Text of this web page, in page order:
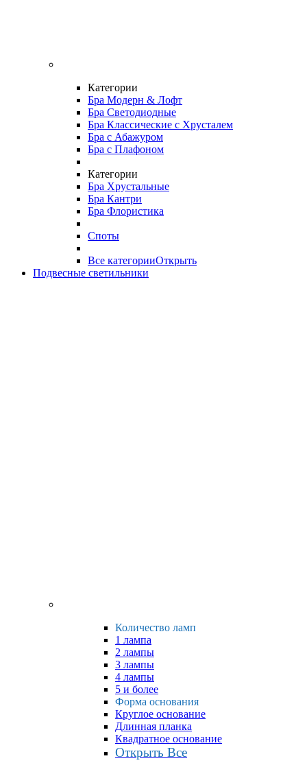
Категории
Бра Модерн & Лофт
Бра Светодиодные
Бра Классические с Хрусталем
Бра с Абажуром
Бра с Плафоном
Категории
Бра Хрустальные
Бра Кантри
Бра Флористика
Споты
Все категорииОткрыть
Подвесные светильники
Количество ламп
1 лампа
2 лампы
3 лампы
4 лампы
5 и более
Форма основания
Круглое основание
Длинная планка
Квадратное основание
Открыть Все